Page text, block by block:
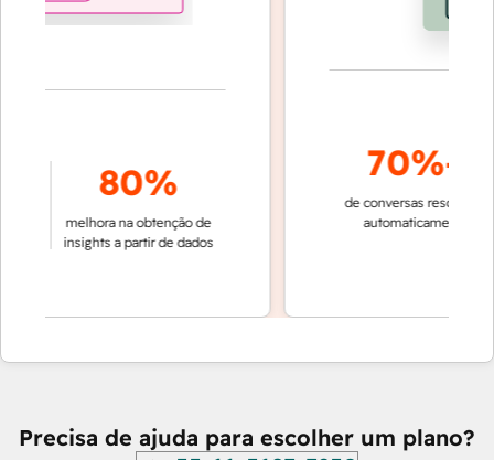
80%
melhora na obtenção de
insights a partir de dados
70%+
de conversas resolvidas
automaticamente
Precisa de ajuda para escolher um plano?